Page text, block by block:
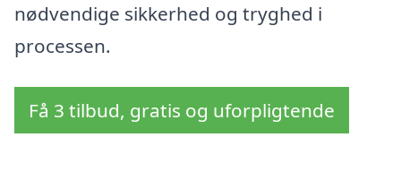
nødvendige sikkerhed og tryghed i
processen.
Få 3 tilbud, gratis og uforpligtende